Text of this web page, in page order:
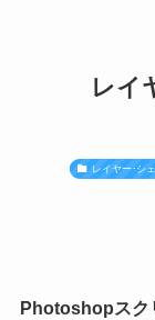
レイ
レイヤー･シ
Photoshopスク